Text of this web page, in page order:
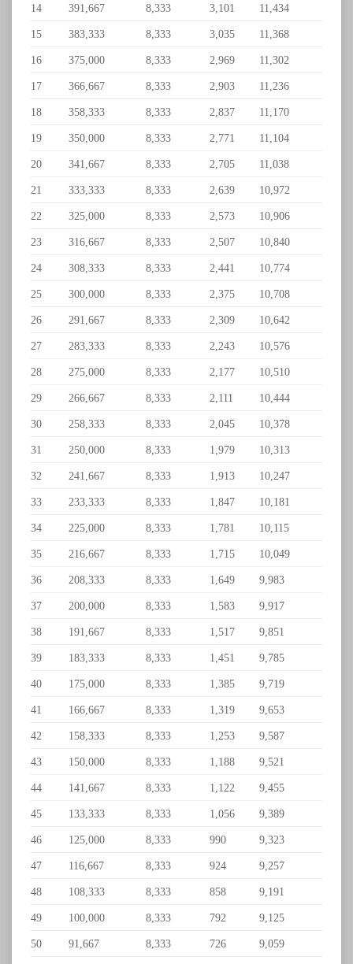
14 391,667 8,333 3,101 11,434
15 383,333 8,333 3,035 11,368
16 375,000 8,333 2,969 11,302
17 366,667 8,333 2,903 11,236
18 358,333 8,333 2,837 11,170
19 350,000 8,333 2,771 11,104
20 341,667 8,333 2,705 11,038
21 333,333 8,333 2,639 10,972
22 325,000 8,333 2,573 10,906
23 316,667 8,333 2,507 10,840
24 308,333 8,333 2,441 10,774
25 300,000 8,333 2,375 10,708
26 291,667 8,333 2,309 10,642
27 283,333 8,333 2,243 10,576
28 275,000 8,333 2,177 10,510
29 266,667 8,333 2,111 10,444
30 258,333 8,333 2,045 10,378
31 250,000 8,333 1,979 10,313
32 241,667 8,333 1,913 10,247
33 233,333 8,333 1,847 10,181
34 225,000 8,333 1,781 10,115
35 216,667 8,333 1,715 10,049
36 208,333 8,333 1,649 9,983
37 200,000 8,333 1,583 9,917
38 191,667 8,333 1,517 9,851
39 183,333 8,333 1,451 9,785
40 175,000 8,333 1,385 9,719
41 166,667 8,333 1,319 9,653
42 158,333 8,333 1,253 9,587
43 150,000 8,333 1,188 9,521
44 141,667 8,333 1,122 9,455
45 133,333 8,333 1,056 9,389
46 125,000 8,333 990 9,323
47 116,667 8,333 924 9,257
48 108,333 8,333 858 9,191
49 100,000 8,333 792 9,125
50 91,667 8,333 726 9,059